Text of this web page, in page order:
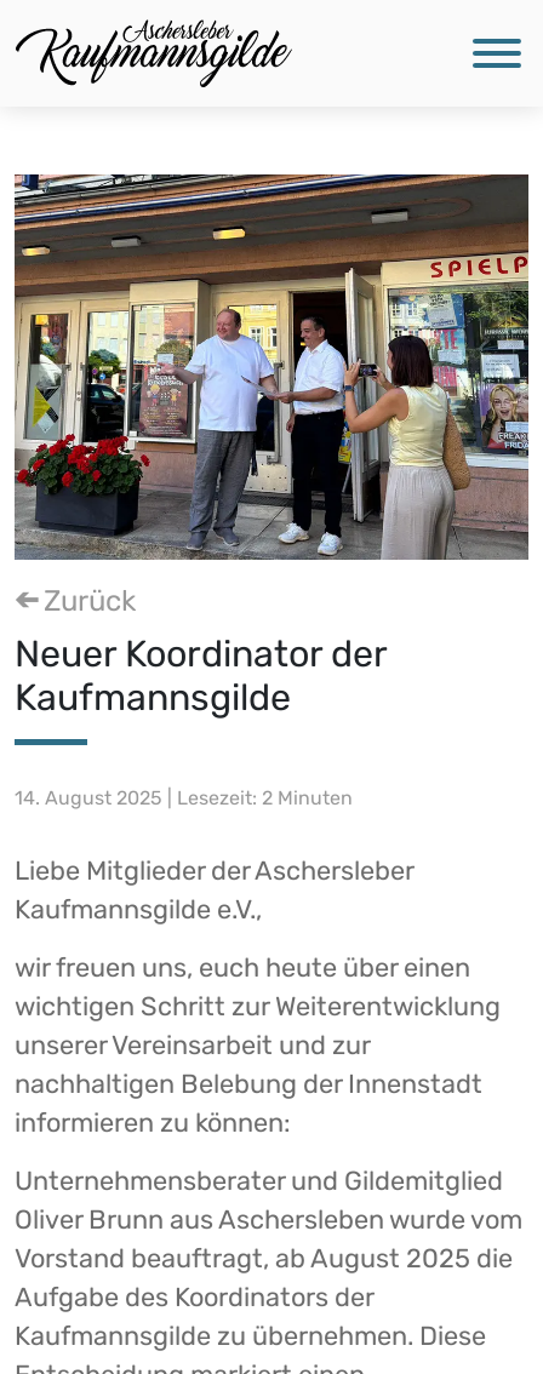
Zurück
Neuer Koordinator der
Kaufmannsgilde
14. August 2025 | Lesezeit: 2 Minuten
Liebe Mitglieder der Aschersleber
Kaufmannsgilde e.V.,
wir freuen uns, euch heute über einen
wichtigen Schritt zur Weiterentwicklung
unserer Vereinsarbeit und zur
nachhaltigen Belebung der Innenstadt
informieren zu können:
Unternehmensberater und Gildemitglied
Oliver Brunn aus Aschersleben wurde vom
Vorstand beauftragt, ab August 2025 die
Aufgabe des Koordinators der
Kaufmannsgilde zu übernehmen. Diese